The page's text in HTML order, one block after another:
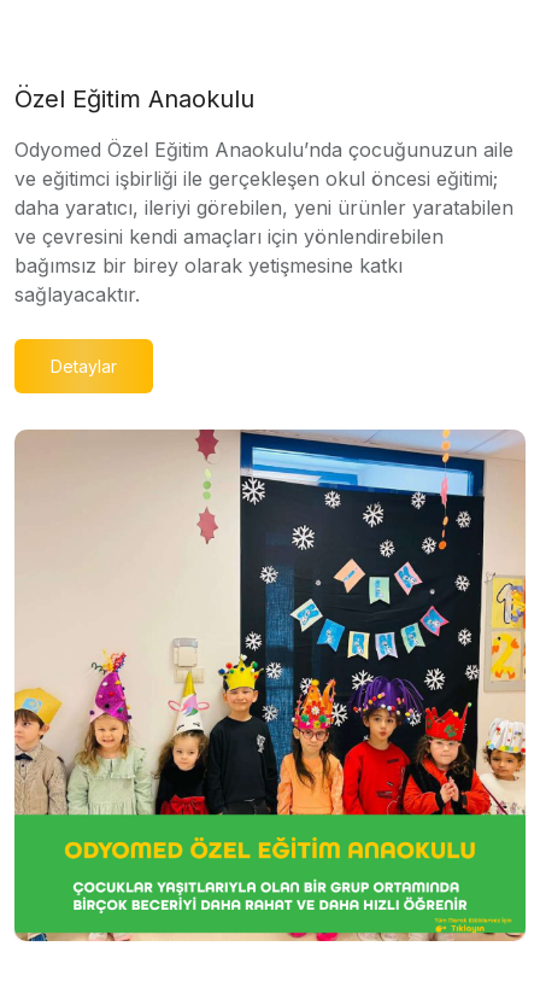
Özel Eğitim Anaokulu
Odyomed Özel Eğitim Anaokulu’nda çocuğunuzun aile
ve eğitimci işbirliği ile gerçekleşen okul öncesi eğitimi;
daha yaratıcı, ileriyi görebilen, yeni ürünler yaratabilen
ve çevresini kendi amaçları için yönlendirebilen
bağımsız bir birey olarak yetişmesine katkı
sağlayacaktır.
Detaylar